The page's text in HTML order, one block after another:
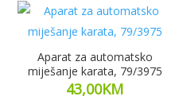
Aparat za automatsko
miješanje karata, 79/3975
43,00KM